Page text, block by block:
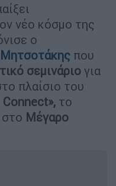
νέο κόσμο της
ο
που
σεμινάριο για
πλαίσιο του
Connect», το
Μέγαρο